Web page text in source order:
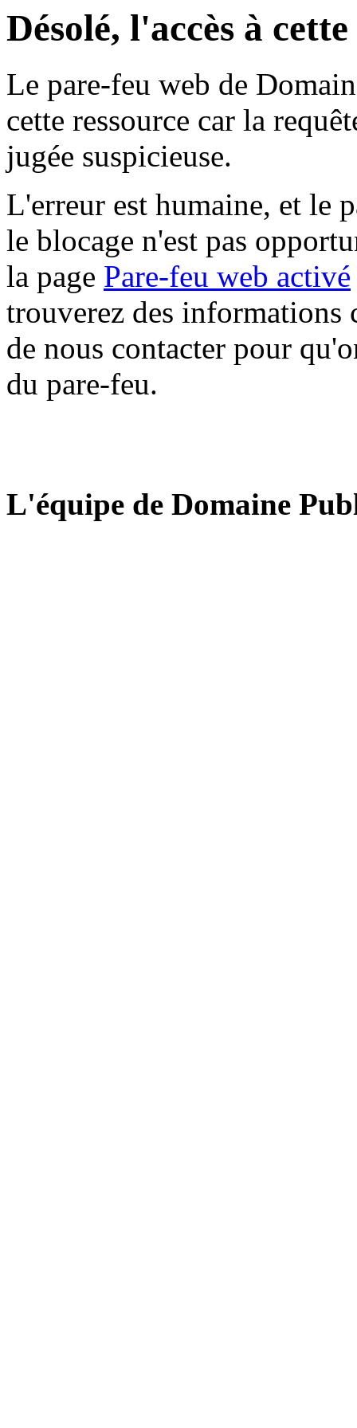
Désolé, l'accès à
Le pare-feu web de
cette ressource car la
jugée suspicieuse.
L'erreur est humaine, et le
le blocage n'est pas
la page Pare-feu web activé
trouverez des informations
de nous contacter pour
du pare-feu.
L'équipe de Domaine